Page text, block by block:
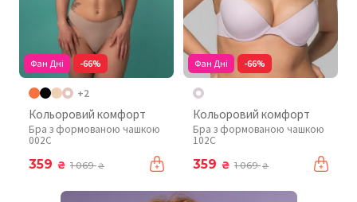
Фан Дні -66%
+2
Кольоровий комфорт
Бра з формованою чашкою
002C
359 ₴ 1 069₴
Фан Дні -66%
Кольоровий комфорт
Бра з формованою чашкою
102C
359 ₴ 1 069₴